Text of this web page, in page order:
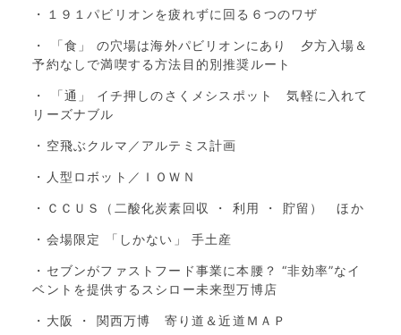
・１９１パビリオンを疲れずに回る６つのワザ
・ 「食」 の穴場は海外パビリオンにあり 夕方入場＆
予約なしで満喫する方法目的別推奨ルート
・ 「通」 イチ押しのさくメシスポット 気軽に入れて
リーズナブル
・空飛ぶクルマ／アルテミス計画
・人型ロボット／ＩＯＷＮ
・ＣＣＵＳ（二酸化炭素回収 ・ 利用 ・ 貯留） ほか
・会場限定 「しかない」 手土産
・セブンがファストフード事業に本腰？ “非効率”なイ
ベントを提供するスシロー未来型万博店
・大阪 ・ 関西万博 寄り道＆近道ＭＡＰ